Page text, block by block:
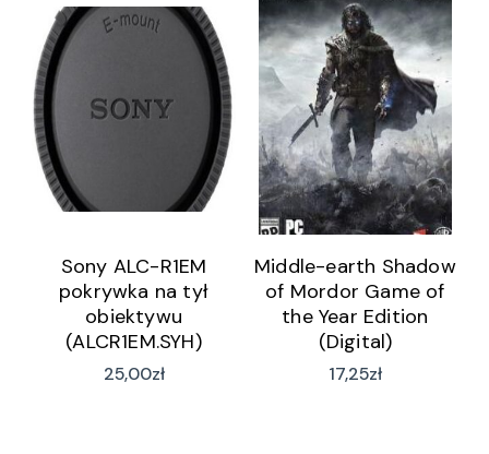
Sony ALC-R1EM
pokrywka na tył
obiektywu
(ALCR1EM.SYH)
25,00zł
Middle-earth Shadow
of Mordor Game of
the Year Edition
(Digital)
17,25zł